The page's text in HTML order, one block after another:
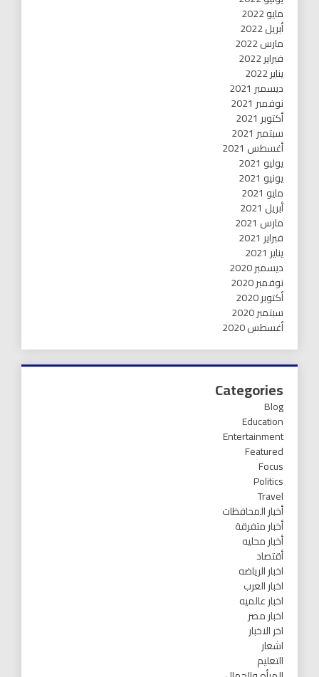
مايو 2022
أبريل 2022
مارس 2022
فبراير 2022
يناير 2022
ديسمبر 2021
نوفمبر 2021
أكتوبر 2021
سبتمبر 2021
أغسطس 2021
يوليو 2021
يونيو 2021
مايو 2021
أبريل 2021
مارس 2021
فبراير 2021
يناير 2021
ديسمبر 2020
نوفمبر 2020
أكتوبر 2020
سبتمبر 2020
أغسطس 2020
Categories
Blog
Education
Entertainment
Featured
Focus
Politics
Travel
أخبار المحافظات
أخبار متفرقة
أخبار محليه
أقتصاد
اخبار الرياضه
اخبار العرب
اخبار عالميه
اخبار مصر
اخر الاخبار
اشعار
التعليم